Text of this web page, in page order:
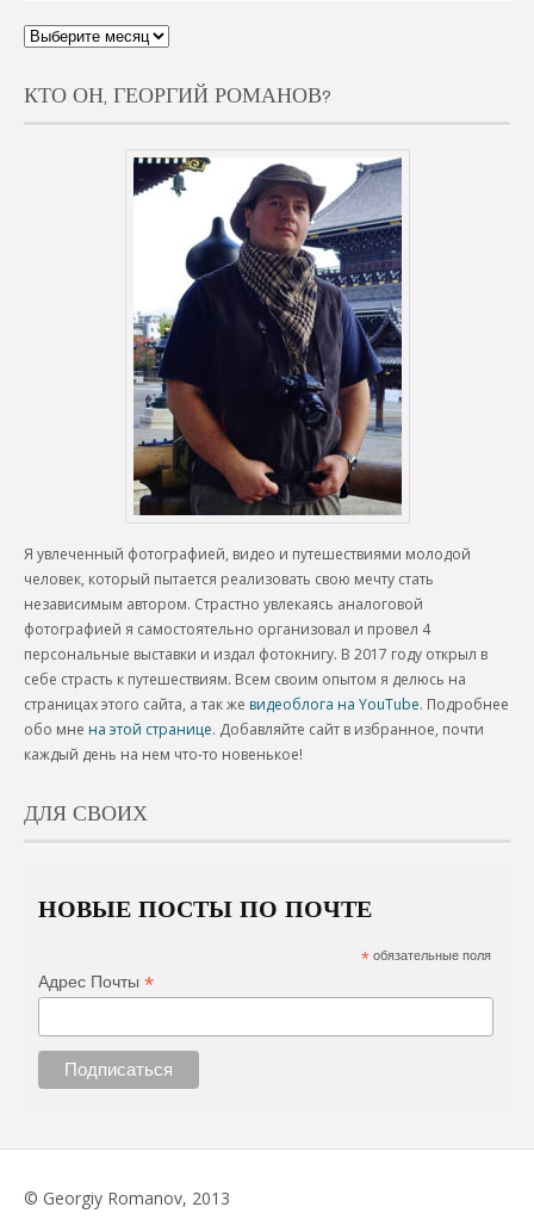
КТО ОН, ГЕОРГИЙ РОМАНОВ?
Я увлеченный фотографией, видео и путешествиями молодой
человек, который пытается реализовать свою мечту стать
независимым автором. Страстно увлекаясь аналоговой
фотографией я самостоятельно организовал и провел 4
персональные выставки и издал фотокнигу. В 2017 году открыл в
себе страсть к путешествиям. Всем своим опытом я делюсь на
страницах этого сайта, а так же видеоблога на YouTube. Подробнее
обо мне на этой странице. Добавляйте сайт в избранное, почти
каждый день на нем что-то новенькое!
ДЛЯ СВОИХ
НОВЫЕ ПОСТЫ ПО ПОЧТЕ
* обязательные поля
Адрес Почты*
© Georgiy Romanov, 2013